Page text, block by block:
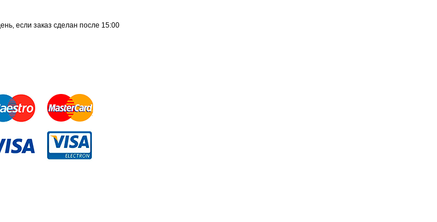
если заказ сделан после 15:00